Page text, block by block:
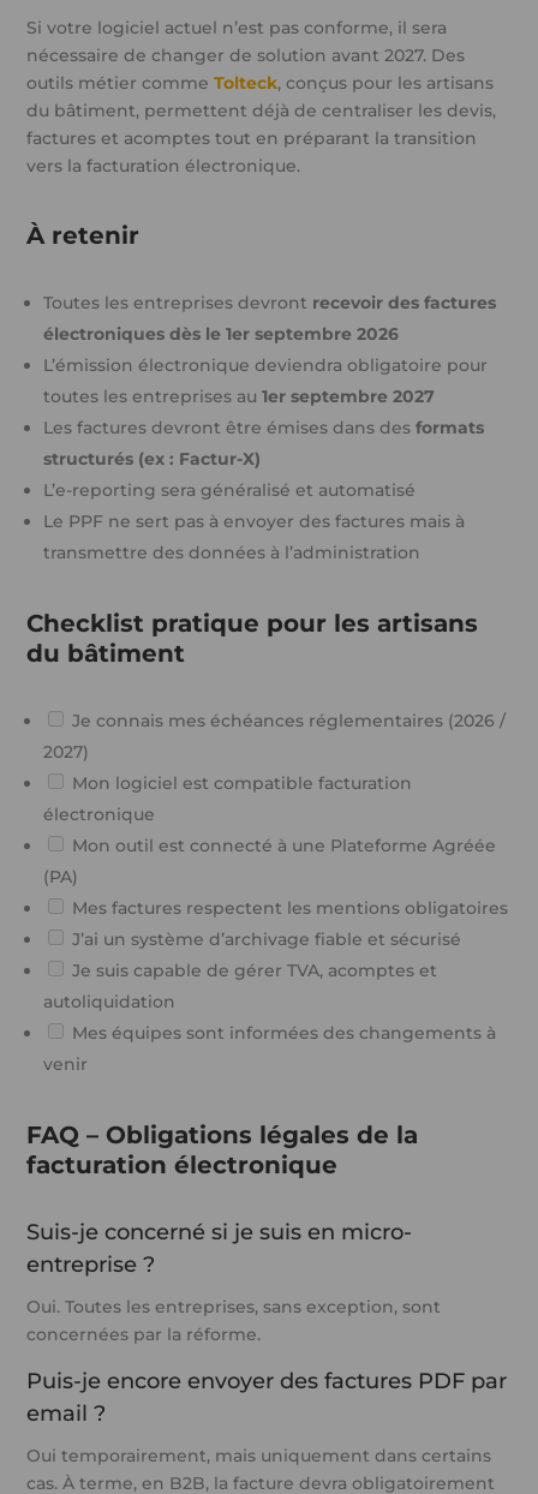
Si votre logiciel actuel n’est pas conforme, il sera
nécessaire de changer de solution avant 2027. Des
outils métier commeTolteck, conçus pour les artisans
du bâtiment, permettent déjà de centraliser les devis,
factures et acomptes tout en préparant la transition
vers la facturation électronique.
À retenir
Toutes les entreprises devront recevoir des factures
électroniques dès le 1er septembre 2026
L’émission électronique deviendra obligatoire pour
toutes les entreprises au1er septembre 2027
Les factures devront être émises dans desformats
structurés (ex : Factur-X)
L’e-reporting sera généralisé et automatisé
Le PPF ne sert pas à envoyer des factures mais à
transmettre des données à l’administration
Checklist pratique pour les artisans
du bâtiment
Je connais mes échéances réglementaires (2026 /
2027)
Mon logiciel est compatible facturation
électronique
Mon outil est connecté à une Plateforme Agréée
(PA)
Mes factures respectent les mentions obligatoires
J’ai un système d’archivage fiable et sécurisé
Je suis capable de gérer TVA, acomptes et
autoliquidation
Mes équipes sont informées des changements à
venir
FAQ – Obligations légales de la
facturation électronique
Suis-je concerné si je suis en micro-
entreprise ?
Oui. Toutes les entreprises, sans exception, sont
concernées par la réforme.
Puis-je encore envoyer des factures PDF par
email ?
Oui temporairement, mais uniquement dans certains
cas. À terme, en B2B, la facture devra obligatoirement